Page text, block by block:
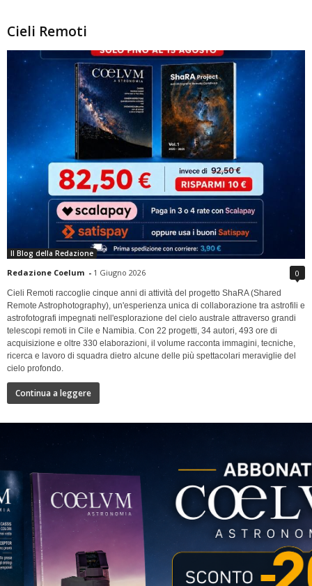
Cieli Remoti
Il Blog della Redazione
Redazione Coelum - 1 Giugno 2026 0
Cieli Remoti raccoglie cinque anni di attività del progetto ShaRA (Shared
Remote Astrophotography), un'esperienza unica di collaborazione tra astrofili e
astrofotografi impegnati nell'esplorazione del cielo australe attraverso grandi
telescopi remoti in Cile e Namibia. Con 22 progetti, 34 autori, 493 ore di
acquisizione e oltre 330 elaborazioni, il volume racconta immagini, tecniche,
ricerca e lavoro di squadra dietro alcune delle più spettacolari meraviglie del
cielo profondo.
Continua a leggere